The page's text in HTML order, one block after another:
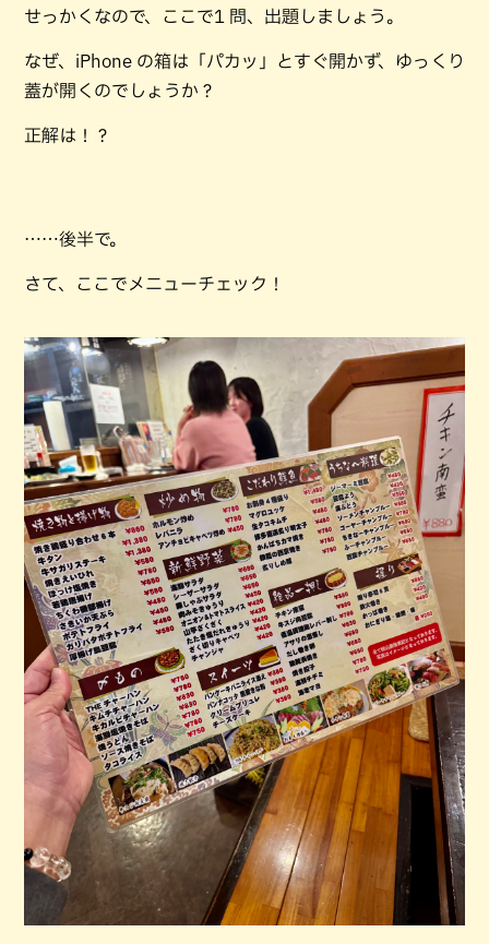
せっかくなので、ここで1 問、出題しましょう。
なぜ、iPhone の箱は「パカッ」とすぐ開かず、ゆっくり
蓋が開くのでしょうか？
正解は！？
……後半で。
さて、ここでメニューチェック！